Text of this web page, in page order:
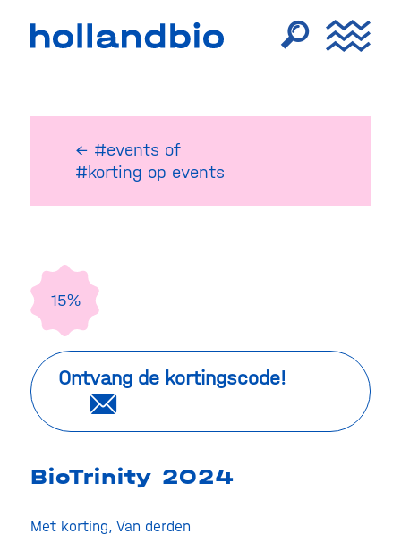
← #events of
#korting op events
15%
Ontvang de kortingscode!
BioTrinity 2024
Met korting, Van derden